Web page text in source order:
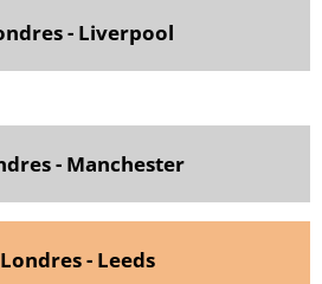
- Liverpool
- Manchester
- Leeds